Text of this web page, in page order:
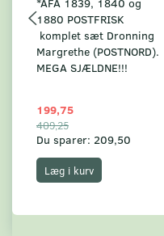
1880 POSTFRISK
komplet sæt Dronning
Margrethe (POSTNORD).
MEGA SJÆLDNE!!!
199,75
409,25
Du sparer: 209,50
Læg i kurv